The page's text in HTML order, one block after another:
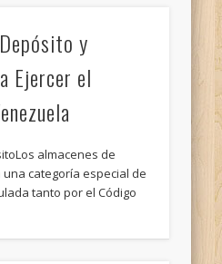
y
Ejercer el
almacenes de
categoría especial de
tanto por el Código